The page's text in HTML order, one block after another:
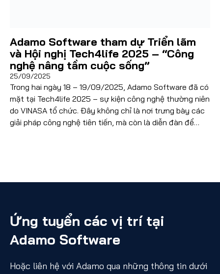
Adamo Software tham dự Triển lãm
và Hội nghị Tech4life 2025 – “Công
nghệ nâng tầm cuộc sống”
25/09/2025
Trong hai ngày 18 – 19/09/2025, Adamo Software đã có
mặt tại Tech4life 2025 – sự kiện công nghệ thường niên
do VINASA tổ chức. Đây không chỉ là nơi trưng bày các
giải pháp công nghệ tiên tiến, mà còn là diễn đàn để
Ứng tuyển các vị trí tại
Adamo Software
Hoặc liên hệ với Adamo qua những thông tin dưới